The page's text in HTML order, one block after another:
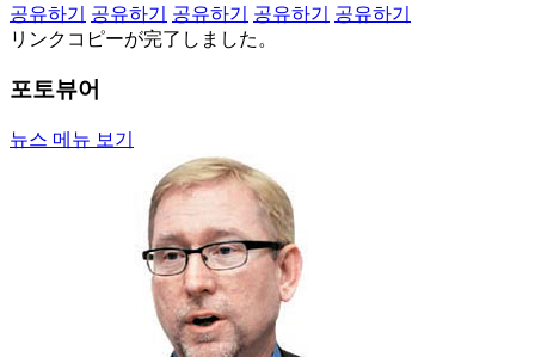
공유하기
공유하기 공유하기 공유하기
공유하기
リンクコピーが完了しました。
포토뷰어
뉴스 메뉴 보기